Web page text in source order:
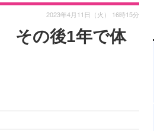
その後1年で体
2023年4月11日（火） 16時15分